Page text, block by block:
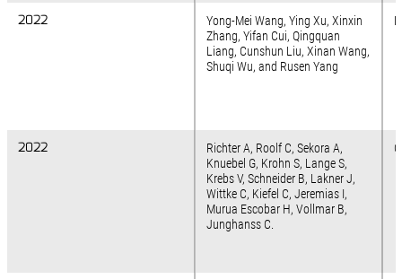
2022
2022
2022
Yong-Mei Wang, Ying Xu, Xinxin
Zhang, Yifan Cui, Qingquan
Liang, Cunshun Liu, Xinan Wang,
Shuqi Wu, and Rusen Yang
2022
Richter A, Roolf C, Sekora A,
Knuebel G, Krohn S, Lange S,
Krebs V, Schneider B, Lakner J,
Wittke C, Kiefel C, Jeremias I,
Murua Escobar H, Vollmar B,
Junghanss C.